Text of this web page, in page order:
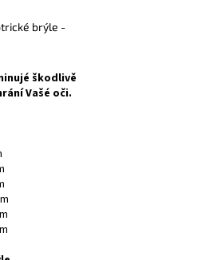
brýle -
škodlivě
Vašé oči.